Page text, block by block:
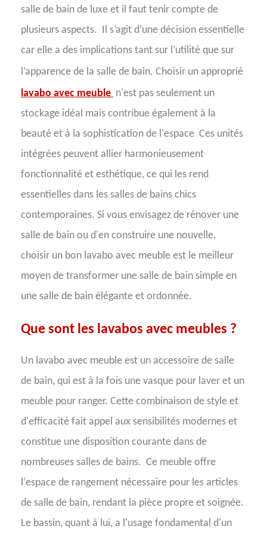
salle de bain de luxe et il faut tenir compte de
plusieurs aspects. Il s’agit d’une décision essentielle
car elle a des implications tant sur l’utilité que sur
l’apparence de la salle de bain. Choisir un approprié
lavabo avec meuble n'est pas seulement un
stockage idéal mais contribue également à la
beauté et à la sophistication de l'espace Ces unités
intégrées peuvent allier harmonieusement
fonctionnalité et esthétique, ce qui les rend
essentielles dans les salles de bains chics
contemporaines. Si vous envisagez de rénover une
salle de bain ou d'en construire une nouvelle,
choisir un bon lavabo avec meuble est le meilleur
moyen de transformer une salle de bain simple en
une salle de bain élégante et ordonnée.
Que sont les lavabos avec meubles ?
Un lavabo avec meuble est un accessoire de salle
de bain, qui est à la fois une vasque pour laver et un
meuble pour ranger. Cette combinaison de style et
d'efficacité fait appel aux sensibilités modernes et
constitue une disposition courante dans de
nombreuses salles de bains. Ce meuble offre
l'espace de rangement nécessaire pour les articles
de salle de bain, rendant la pièce propre et soignée.
Le bassin, quant à lui, a l'usage fondamental d'un